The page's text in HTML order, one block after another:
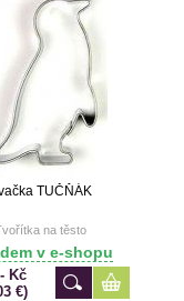
TUČŇÁK
na těsto
v e-shopu
Kč
€)